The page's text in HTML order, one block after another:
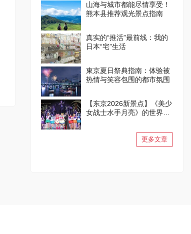
山海与城市都能尽情享受！
熊本县推荐观光景点指南
真实的“推活”最前线：我的
日本“宅”生活
東京夏日祭典指南：体验被
热情与笑容包围的都市氛围
【东京2026新景点】《美少
女战士水手月亮》的世界在
更多文章